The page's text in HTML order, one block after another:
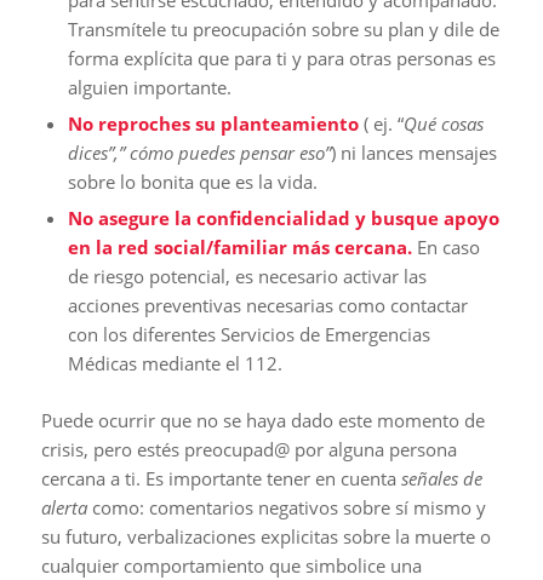
Transmítele tu preocupación sobre su plan y dile de
forma explícita que para ti y para otras personas es
alguien importante.
No reproches su planteamiento( ej. “Qué cosas
dices”,” cómo puedes pensar eso”) ni lances mensajes
sobre lo bonita que es la vida.
No asegure la confidencialidad y busque apoyo
en la red social/familiar más cercana.En caso
de riesgo potencial, es necesario activar las
acciones preventivas necesarias como contactar
con los diferentes Servicios de Emergencias
Médicas mediante el 112.
Puede ocurrir que no se haya dado este momento de
crisis, pero estés preocupad@ por alguna persona
cercana a ti. Es importante tener en cuenta señales de
alertacomo: comentarios negativos sobre sí mismo y
su futuro, verbalizaciones explicitas sobre la muerte o
cualquier comportamiento que simbolice una